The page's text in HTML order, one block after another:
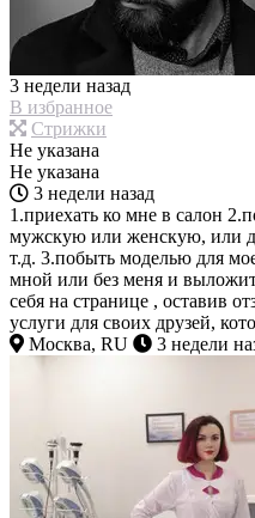
3 недели назад
В избранное
Стрижки
Не указана
Не указана
3 недели назад
1.приехать ко мне в салон
мужскую или женскую, или
т.д. 3.побыть моделью для
мной или без меня и
себя на странице , оставив
услуги для своих друзей,
Москва, RU
3 недели